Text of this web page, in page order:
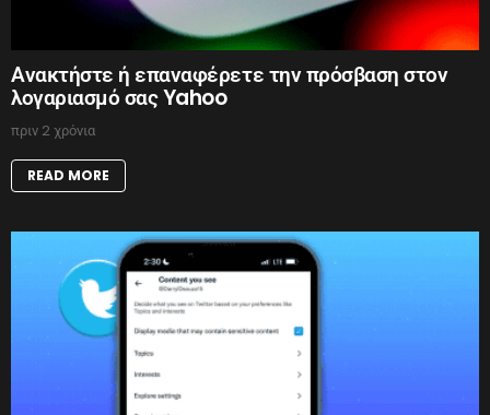
Ανακτήστε ή επαναφέρετε την πρόσβαση στον
λογαριασμό σας Yahoo
πριν 2 χρόνια
READ MORE